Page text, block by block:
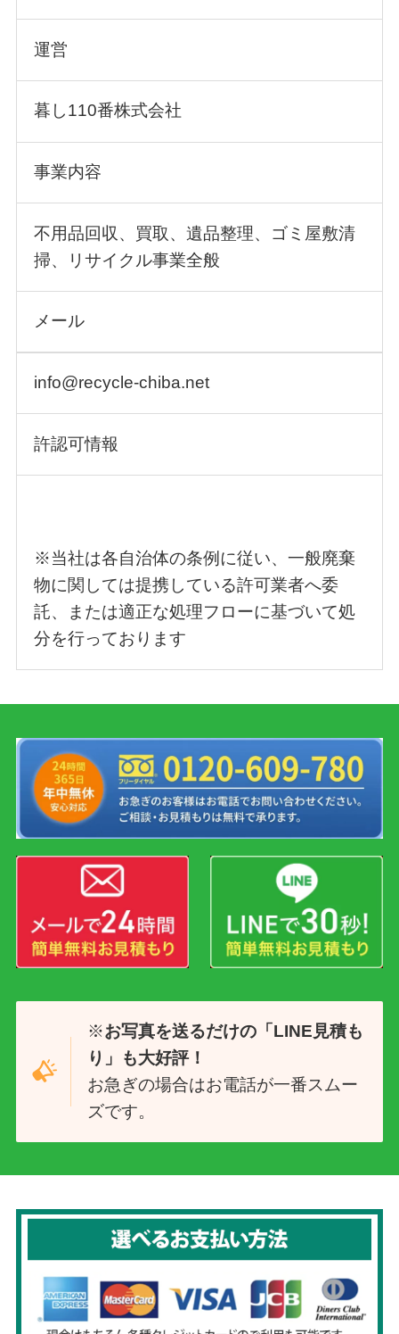
運営
暮し110番株式会社
事業内容
不用品回収、買取、遺品整理、ゴミ屋敷清
掃、リサイクル事業全般
メール
info@recycle-chiba.net
許認可情報
※当社は各自治体の条例に従い、一般廃棄
物に関しては提携している許可業者へ委
託、または適正な処理フローに基づいて処
分を行っております
※お写真を送るだけの「LINE見積も
り」も大好評！
お急ぎの場合はお電話が一番スムー
ズです。